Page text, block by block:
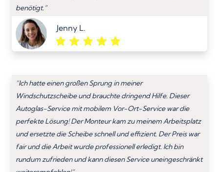
benötigt.”
Jenny L.
“Ich hatte einen großen Sprung in meiner
Windschutzscheibe und brauchte dringend Hilfe. Dieser
Autoglas-Service mit mobilem Vor-Ort-Service war die
perfekte Lösung! Der Monteur kam zu meinem Arbeitsplatz
und ersetzte die Scheibe schnell und effizient. Der Preis war
fair und die Arbeit wurde professionell erledigt. Ich bin
rundum zufrieden und kann diesen Service uneingeschränkt